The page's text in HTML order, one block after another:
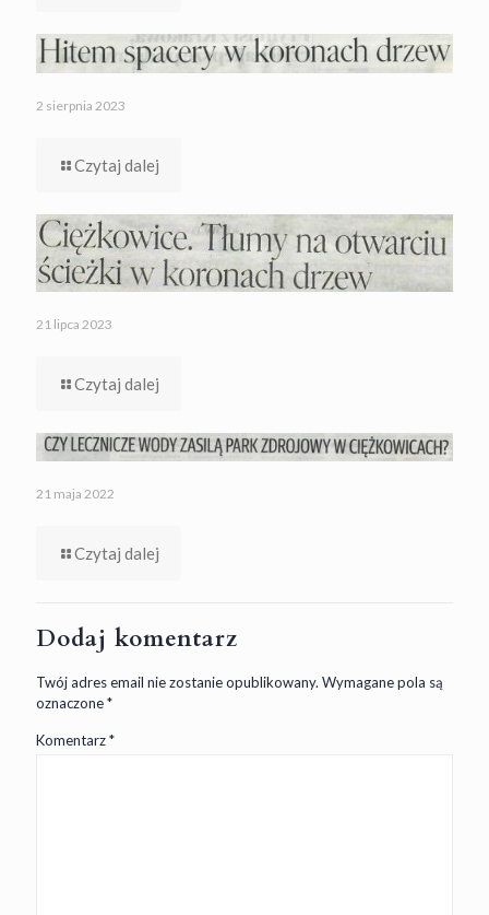
2 sierpnia 2023
Czytaj dalej
21 lipca 2023
Czytaj dalej
21 maja 2022
Czytaj dalej
Dodaj komentarz
Twój adres email nie zostanie opublikowany. Wymagane pola są
oznaczone*
Komentarz*